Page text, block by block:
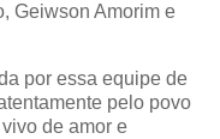
Geiwson Amorim e
por essa equipe de
pelo povo
de amor e